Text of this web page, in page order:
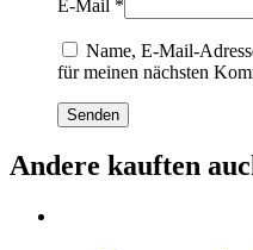
E-Mail *
Name, E-Mail-
für meinen nächsten
Andere kauften